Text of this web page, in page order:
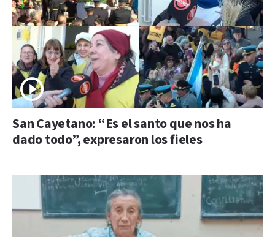
San Cayetano: “Es el santo que nos ha
dado todo”, expresaron los fieles